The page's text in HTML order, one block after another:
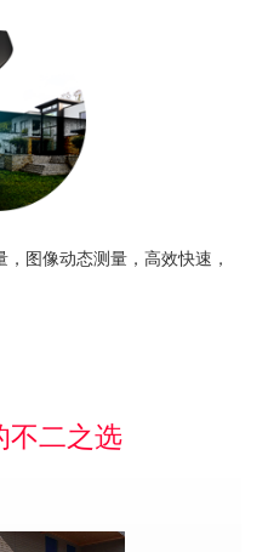
图像动态测量，高效快速，
不二之选